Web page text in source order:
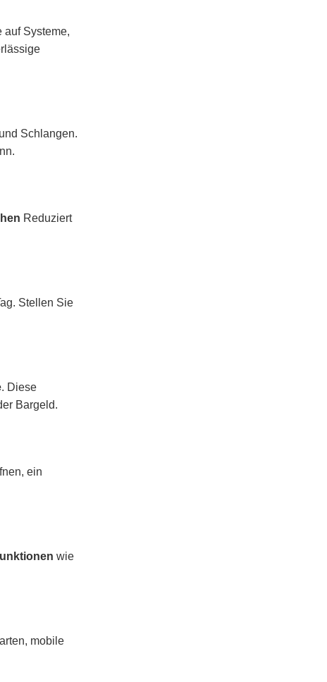
Systeme,
Schlangen.
Reduziert
Stellen Sie
. Diese
Bargeld.
ein
wie
mobile